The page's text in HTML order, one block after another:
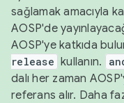
sağlamak amacıyla
AOSP'de
AOSP'ye katkıda
release kullanın.
dalı her zaman
referans alır. Daha